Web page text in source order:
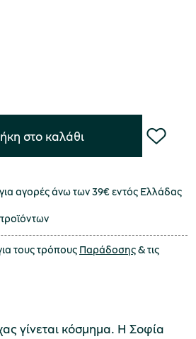
στο καλάθι
αγορές άνω των 39€ εντός Ελλάδας
τους τρόπους Παράδοσης& τις
γίνεται κόσμημα. Η Σοφία